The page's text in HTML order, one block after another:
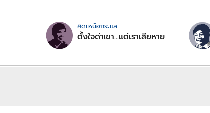
คิดเหนือกระแส
ตั้งใจด่าเขา...แต่เราเสียหาย